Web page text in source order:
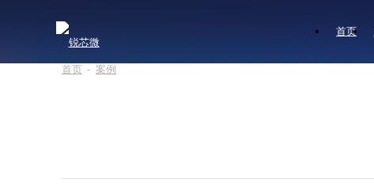
首页
首页 - 案例